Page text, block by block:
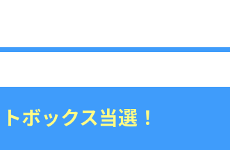
ボックス当選！